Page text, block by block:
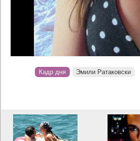
Кадр дня Эмили Ратаковски